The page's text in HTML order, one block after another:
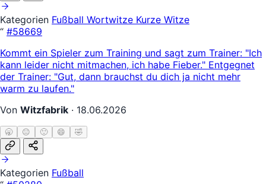
Kategorien Fußball Wortwitze Kurze Witze
“ #58669
Kommt ein Spieler zum Training und sagt zum Trainer: "Ich
kann leider nicht mitmachen, ich habe Fieber." Entgegnet
der Trainer: "Gut, dann brauchst du dich ja nicht mehr
warm zu laufen."
Von Witzfabrik · 18.06.2026
🥱 😐 🙂 😄 🤣
Kategorien Fußball